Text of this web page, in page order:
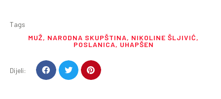
Tags
MUŽ, NARODNA SKUPŠTINA, NIKOLINE ŠLJIVIĆ,
POSLANICA, UHAPŠEN
Dijeli: